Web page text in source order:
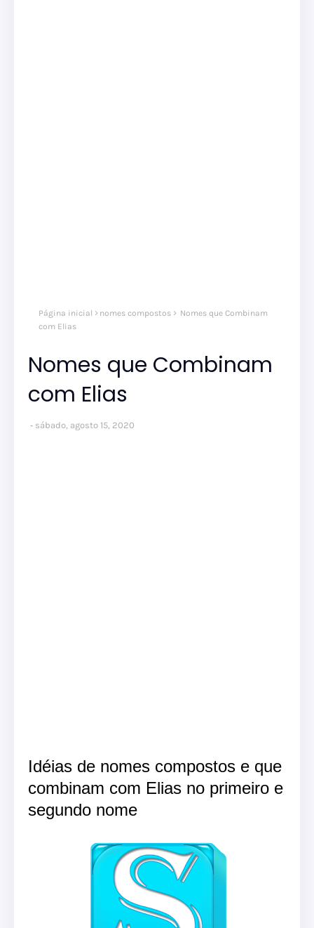
Página inicial nomes compostos
Nomes que Combinam
com Elias
Nomes que Combinam
com Elias
sábado, agosto 15, 2020
Idéias de nomes compostos e que
combinam com Elias no primeiro e
segundo nome